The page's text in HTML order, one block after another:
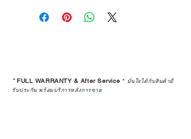
*FULL WARRANTY & After Service * มั่นใจได้กับสินค้ามี
รับประกัน พร้อมบริการหลังการขาย